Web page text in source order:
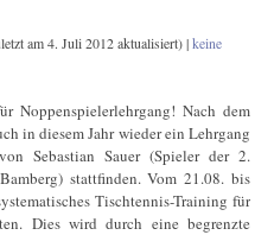
am4. Juli 2012aktualisiert) |keine
Noppenspielerlehrgang! Nach dem
in diesem Jahr wieder ein Lehrgang
Sebastian Sauer (Spieler der 2.
stattfinden. Vom 21.08. bis
Tischtennis-Training für
Dies wird durch eine begrenzte